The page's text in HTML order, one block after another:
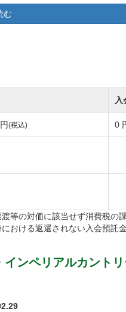
成されています。
良いティショットを打つ
ーク・Ｆ・ラザート氏
ように設計されている
になっています。
フコースを思わせるデザ
（税込）
（税込）
む
入
(税込) 0
等の対価に該当せず消費税の
おける返還されない入会預託
インペリアルカント